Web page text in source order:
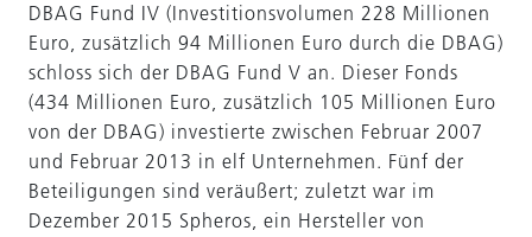
DBAG Fund IV (Investitionsvolumen 228 Millionen
Euro, zusätzlich 94 Millionen Euro durch die DBAG)
schloss sich der DBAG Fund V an. Dieser Fonds
(434 Millionen Euro, zusätzlich 105 Millionen Euro
von der DBAG) investierte zwischen Februar 2007
und Februar 2013 in elf Unternehmen. Fünf der
Beteiligungen sind veräußert; zuletzt war im
Dezember 2015 Spheros, ein Hersteller von